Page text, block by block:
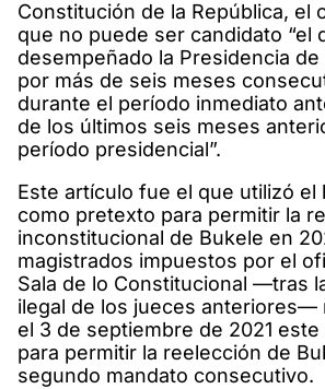
Constitución de la República, el
que no puede ser candidato “el
desempeñado la Presidencia de
por más de seis meses
durante el período inmediato
de los últimos seis meses
período presidencial”.
Este artículo fue el que utilizó el
como pretexto para permitir la
inconstitucional de Bukele en
magistrados impuestos por el
Sala de lo Constitucional —tras
ilegal de los jueces anteriores—
el 3 de septiembre de 2021
para permitir la reelección de
segundo mandato consecutivo.